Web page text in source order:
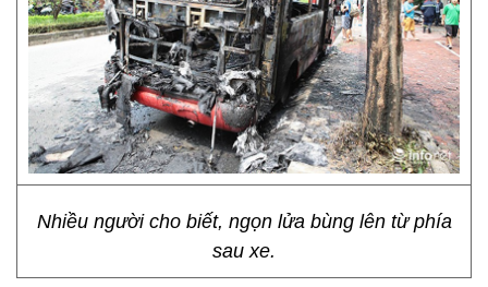
Nhiều người cho biết, ngọn lửa bùng lên từ phía
sau xe.